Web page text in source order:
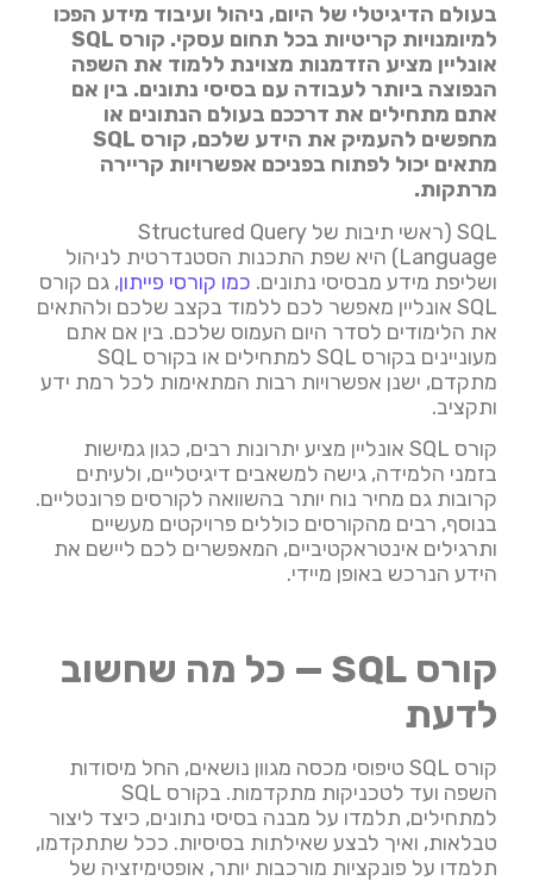
בעולם הדיגיטלי של היום, ניהול ועיבוד מידע הפכו
למיומנויות קריטיות בכל תחום עסקי. קורס SQL
אונליין מציע הזדמנות מצוינת ללמוד את השפה
הנפוצה ביותר לעבודה עם בסיסי נתונים. בין אם
אתם מתחילים את דרככם בעולם הנתונים או
מחפשים להעמיק את הידע שלכם, קורס SQL
מתאים יכול לפתוח בפניכם אפשרויות קריירה
מרתקות.
SQL (ראשי תיבות של Structured Query
Language) היא שפת התכנות הסטנדרטית לניהול
ושליפת מידע מבסיסי נתונים. כמו קורסי פייתון, גם קורס
SQL אונליין מאפשר לכם ללמוד בקצב שלכם ולהתאים
את הלימודים לסדר היום העמוס שלכם. בין אם אתם
מעוניינים בקורס SQL למתחילים או בקורס SQL
מתקדם, ישנן אפשרויות רבות המתאימות לכל רמת ידע
ותקציב.
קורס SQL אונליין מציע יתרונות רבים, כגון גמישות
בזמני הלמידה, גישה למשאבים דיגיטליים, ולעיתים
קרובות גם מחיר נוח יותר בהשוואה לקורסים פרונטליים.
בנוסף, רבים מהקורסים כוללים פרויקטים מעשיים
ותרגילים אינטראקטיביים, המאפשרים לכם ליישם את
הידע הנרכש באופן מיידי.
קורס SQL — כל מה שחשוב
לדעת
קורס SQL טיפוסי מכסה מגוון נושאים, החל מיסודות
השפה ועד לטכניקות מתקדמות. בקורס SQL
למתחילים, תלמדו על מבנה בסיסי נתונים, כיצד ליצור
טבלאות, ואיך לבצע שאילתות בסיסיות. ככל שתתקדמו,
תלמדו על פונקציות מורכבות יותר, אופטימיזציה של